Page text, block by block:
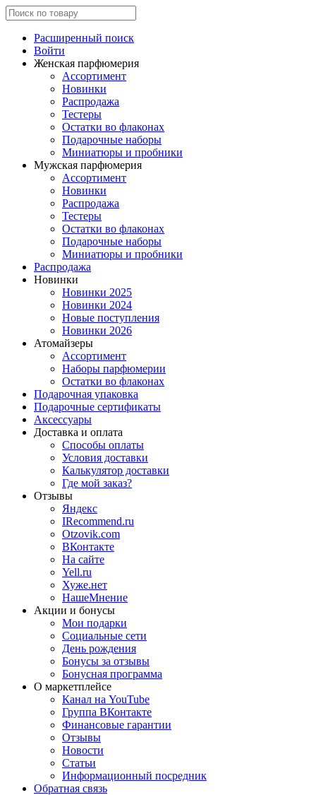
Расширенный поиск
Войти
Женская парфюмерия
Ассортимент
Новинки
Распродажа
Тестеры
Остатки во флаконах
Подарочные наборы
Миниатюры и пробники
Мужская парфюмерия
Ассортимент
Новинки
Распродажа
Тестеры
Остатки во флаконах
Подарочные наборы
Миниатюры и пробники
Распродажа
Новинки
Новинки 2025
Новинки 2024
Новые поступления
Новинки 2026
Атомайзеры
Ассортимент
Наборы парфюмерии
Остатки во флаконах
Подарочная упаковка
Подарочные сертификаты
Аксессуары
Доставка и оплата
Способы оплаты
Условия доставки
Калькулятор доставки
Где мой заказ?
Отзывы
Яндекс
IRecommend.ru
Otzovik.com
ВКонтакте
На сайте
Yell.ru
Хуже.нет
НашеМнение
Акции и бонусы
Мои подарки
Социальные сети
День рождения
Бонусы за отзывы
Бонусная программа
О маркетплейсе
Канал на YouTube
Группа ВКонтакте
Финансовые гарантии
Отзывы
Новости
Статьи
Информационный посредник
Обратная связь